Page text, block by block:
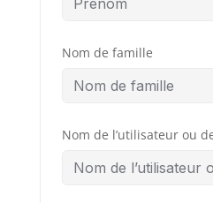
Nom de famille
Nom de l’utilisateur ou